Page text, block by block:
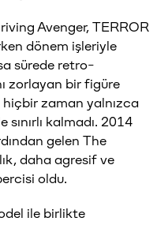
Avenger, TERROR
dönem işleriyle
sürede retro-
zorlayan bir figüre
zaman yalnızca
kalmadı. 2014
gelen The
daha agresif ve
oldu.
ile birlikte